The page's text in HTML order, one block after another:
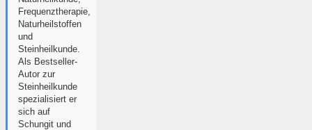
Frequenztherapie,
Naturheilstoffen
und
Steinheilkunde.
Als Bestseller-
Autor zur
Steinheilkunde
spezialisiert er
sich auf
Schungit und